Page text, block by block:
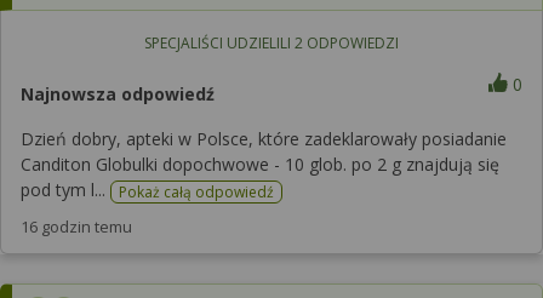
SPECJALIŚCI UDZIELILI 2ODPOWIEDZI
Najnowsza odpowiedź 0
Dzień dobry, apteki w Polsce, które zadeklarowały posiadanie
Canditon Globulki dopochwowe - 10 glob. po 2 g znajdują się
pod tym l...
Pokaż całą odpowiedź
16 godzin temu